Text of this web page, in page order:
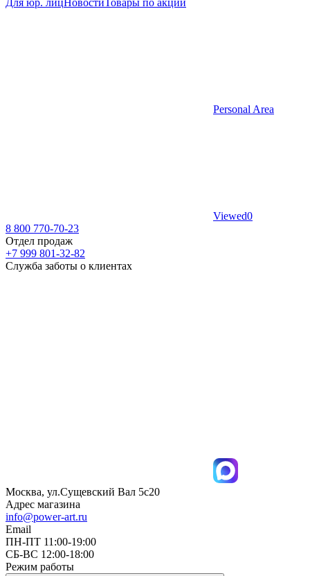
Personal Area
Viewed0
8 800 770-70-23
Отдел продаж
+7 999 801-32-82
Служба заботы о клиентах
Москва, ул.Сущевский Вал 5с20
Адрес магазина
info@power-art.ru
Email
ПН-ПТ 11:00-19:00
СБ-ВС 12:00-18:00
Режим работы